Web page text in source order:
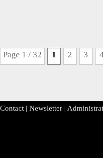
Page 1 / 32 1 2 3
Contact | Newsletter |